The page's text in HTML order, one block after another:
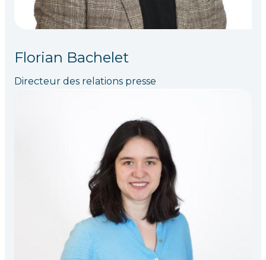
Florian Bachelet
Directeur des relations presse